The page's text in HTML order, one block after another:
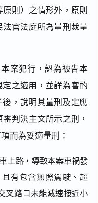
則）之情形外，原則
官法庭所為量刑裁量
案犯行，認為被告本
定之適用，並詳為審酌
後，說明其量刑及定應
判決主文所示之刑，
而為妥適量刑：
上路，導致本案車禍發
有包含無照駕駛、超
叉路口未能減速接近小